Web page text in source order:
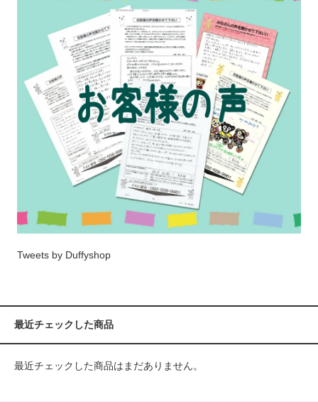
Tweets by Duffyshop
最近チェックした商品
最近チェックした商品はまだありません。